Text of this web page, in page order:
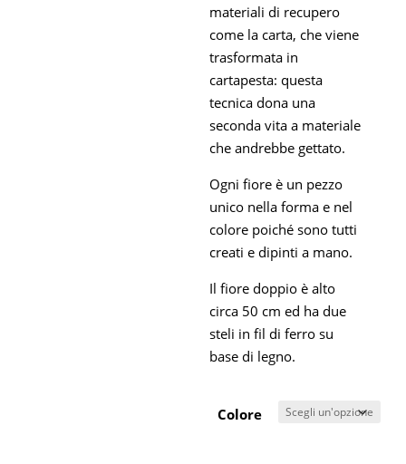
materiali di recupero
come la carta, che viene
trasformata in
cartapesta: questa
tecnica dona una
seconda vita a materiale
che andrebbe gettato.
Ogni fiore è un pezzo
unico nella forma e nel
colore poiché sono tutti
creati e dipinti a mano.
Il fiore doppio è alto
circa 50 cm ed ha due
steli in fil di ferro su
base di legno.
Colore